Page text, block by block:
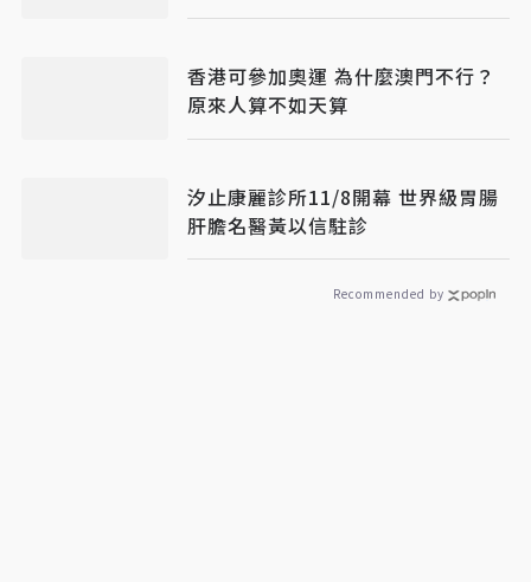
香港可參加奧運 為什麼澳門不行？
原來人算不如天算
汐止康麗診所11/8開幕 世界級胃腸
肝膽名醫黃以信駐診
Recommended by